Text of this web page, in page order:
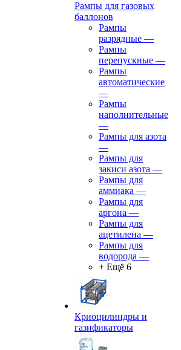
Рампы для газовых
баллонов
Рампы
разрядные —
Рампы
перепускные —
Рампы
автоматические
—
Рампы
наполнительные
—
Рампы для азота
—
Рампы для
закиси азота —
Рампы для
аммиака —
Рампы для
аргона —
Рампы для
ацетилена —
Рампы для
водорода —
+ Ещё 6
Криоцилиндры и
газификаторы